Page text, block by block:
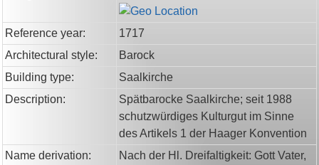
Reference year:
1717
Architectural style:
Barock
Building type:
Saalkirche
Description:
Spätbarocke Saalkirche; seit 1988
schutzwürdiges Kulturgut im Sinne
des Artikels 1 der Haager Konvention
Name derivation:
Nach der Hl. Dreifaltigkeit: Gott Vater,